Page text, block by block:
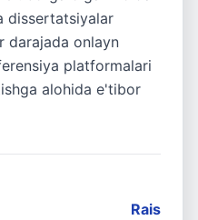
dissertatsiyalar
darajada onlayn
platformalari
alohida e'tibor
Rais